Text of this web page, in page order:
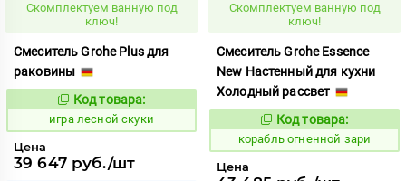
Скомплектуем ванную под
ключ!
Смеситель Grohe Plus для
раковины
Код:
552719
Код товара:
игра лесной скуки
Цена
39 647 руб./шт
Скомплектуем ванную под
ключ!
Смеситель Grohe Essence
New Настенный для кухни
Холодный рассвет
Код:
773903
Код товара:
корабль огненной зари
Цена